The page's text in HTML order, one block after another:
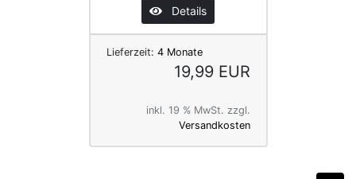
Details
Lieferzeit: 4 Monate
19,99 EUR
inkl. 19 % MwSt. zzgl.
Versandkosten